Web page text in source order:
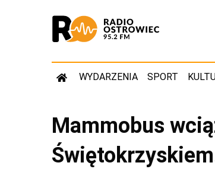
WYDARZENIA SPORT
Mammobus